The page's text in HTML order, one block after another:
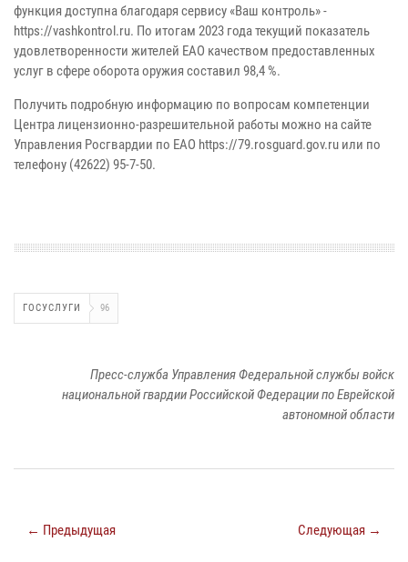
функция доступна благодаря сервису «Ваш контроль» -
https://vashkontrol.ru. По итогам 2023 года текущий показатель
удовлетворенности жителей ЕАО качеством предоставленных
услуг в сфере оборота оружия составил 98,4 %.
Получить подробную информацию по вопросам компетенции
Центра лицензионно-разрешительной работы можно на сайте
Управления Росгвардии по ЕАО https://79.rosguard.gov.ru или по
телефону (42622) 95-7-50.
ГОСУСЛУГИ 96
Пресс-служба Управления Федеральной службы войск
национальной гвардии Российской Федерации по Еврейской
автономной области
← Предыдущая Следующая →